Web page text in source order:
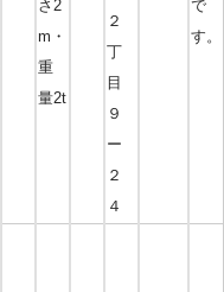
さ2
m・
重
量2t
２
丁
目
９
ー
２
４
で
す。